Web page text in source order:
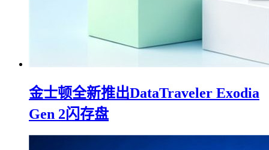
金士顿全新推出DataTraveler Exodia
Gen 2闪存盘